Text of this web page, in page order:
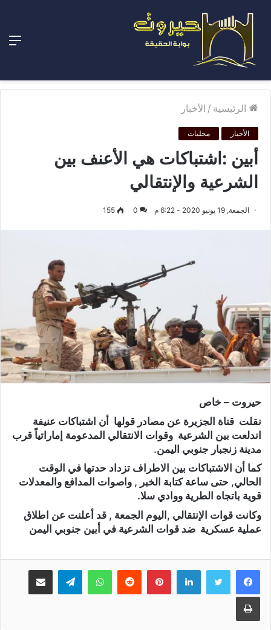
الرئيسية / الأخبار
الأخبار محليات
أبين :اشتباكات هي الأعنف بين
الشرعية والإنتقالي
الجمعة, 19 يونيو 2020 - 6:22 م 0
155
حيروت – خاص
نقلت قناة الجزيرة عن مصادر قولها أن اشتباكات عنيفة
اندلعت بين الشرعية وقوات الانتقالي المدعومة إماراتياً قرب
مدينة زنجبار جنوبي اليمن.
كما أن الاشتباكات بين الاطراف تزداد حدتها في الوقت
الحالي, حتى ساعة كتابة الخبر , واصوات المدافع والمعدلات
قوية باتجاه الطرية ووادي سلا.
وكانت قوات الإنتقالي ,اليوم الجمعة , قد أعلنت عن اطلاق
عملية عسكرية ضد قوات الشرعية في أبين جنوبي اليمن
لينكدإنبينتيريست واتسابتيلقرام مشاركة عبر البريد
طباعة